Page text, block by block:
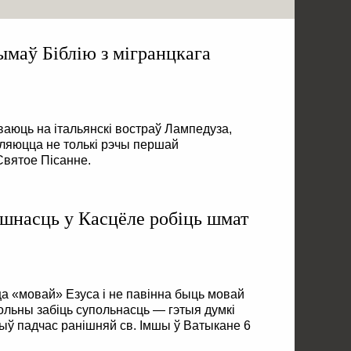
Біблію з мігранцкага
на італьянскі востраў Лампедуза,
не толькі рэчы першай
Пісанне.
у Касцёле робіць шмат
«мовай» Езуса і не павінна быць мовай
забіць супольнасць — гэтыя думкі
падчас ранішняй св. Імшы ў Ватыкане 6